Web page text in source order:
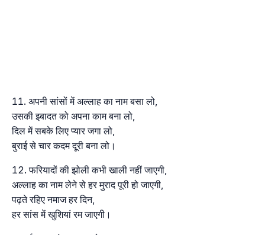
अपनी सांसों में अल्लाह का नाम बसा लो,
उसकी इबादत को अपना काम बना लो,
दिल में सबके लिए प्यार जगा लो,
बुराई से चार कदम दूरी बना लो।
फरियादों की झोली कभी खाली नहीं जाएगी,
अल्लाह का नाम लेने से हर मुराद पूरी हो जाएगी,
पढ़ते रहिए नमाज हर दिन,
हर सांस में खुशियां रम जाएगी।